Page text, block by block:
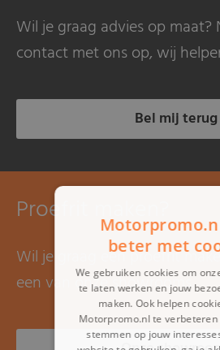
Wil je graag advies op maat?
contact met ons op, wij
Bel mij
Proefrit maken?
Wil je graag een proefrit
een van onze showrooms.
beter met
We gebruiken cookies om
te laten werken en jouw
maken. Ook helpen
Motorpromo.nl te
stemmen op jouw